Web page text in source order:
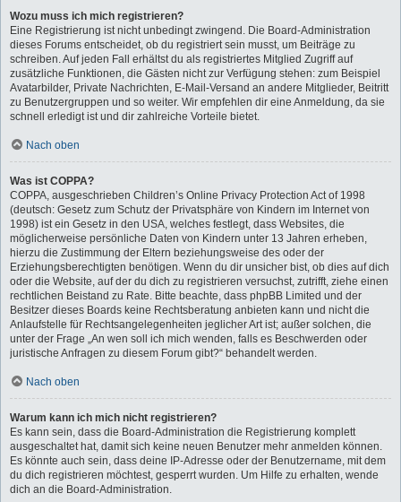
Wozu muss ich mich registrieren?
Eine Registrierung ist nicht unbedingt zwingend. Die Board-Administration
dieses Forums entscheidet, ob du registriert sein musst, um Beiträge zu
schreiben. Auf jeden Fall erhältst du als registriertes Mitglied Zugriff auf
zusätzliche Funktionen, die Gästen nicht zur Verfügung stehen: zum Beispiel
Avatarbilder, Private Nachrichten, E-Mail-Versand an andere Mitglieder, Beitritt
zu Benutzergruppen und so weiter. Wir empfehlen dir eine Anmeldung, da sie
schnell erledigt ist und dir zahlreiche Vorteile bietet.
Nach oben
Was ist COPPA?
COPPA, ausgeschrieben Children’s Online Privacy Protection Act of 1998
(deutsch: Gesetz zum Schutz der Privatsphäre von Kindern im Internet von
1998) ist ein Gesetz in den USA, welches festlegt, dass Websites, die
möglicherweise persönliche Daten von Kindern unter 13 Jahren erheben,
hierzu die Zustimmung der Eltern beziehungsweise des oder der
Erziehungsberechtigten benötigen. Wenn du dir unsicher bist, ob dies auf dich
oder die Website, auf der du dich zu registrieren versuchst, zutrifft, ziehe einen
rechtlichen Beistand zu Rate. Bitte beachte, dass phpBB Limited und der
Besitzer dieses Boards keine Rechtsberatung anbieten kann und nicht die
Anlaufstelle für Rechtsangelegenheiten jeglicher Art ist; außer solchen, die
unter der Frage „An wen soll ich mich wenden, falls es Beschwerden oder
juristische Anfragen zu diesem Forum gibt?“ behandelt werden.
Nach oben
Warum kann ich mich nicht registrieren?
Es kann sein, dass die Board-Administration die Registrierung komplett
ausgeschaltet hat, damit sich keine neuen Benutzer mehr anmelden können.
Es könnte auch sein, dass deine IP-Adresse oder der Benutzername, mit dem
du dich registrieren möchtest, gesperrt wurden. Um Hilfe zu erhalten, wende
dich an die Board-Administration.